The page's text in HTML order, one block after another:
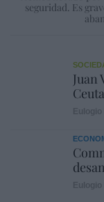
seguridad. Es
Juan